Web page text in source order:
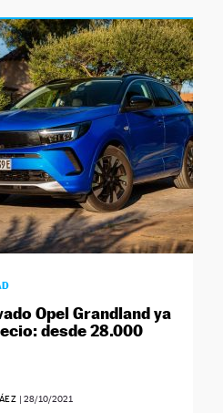
Opel Grandland ya
desde 28.000
|28/10/2021